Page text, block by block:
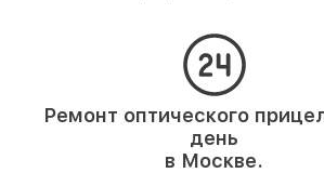
Ремонт оптического
день
в Москве.